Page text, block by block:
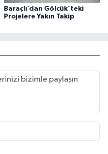
Baraçlı’dan Gölcük’teki
Projelere Yakın Takip